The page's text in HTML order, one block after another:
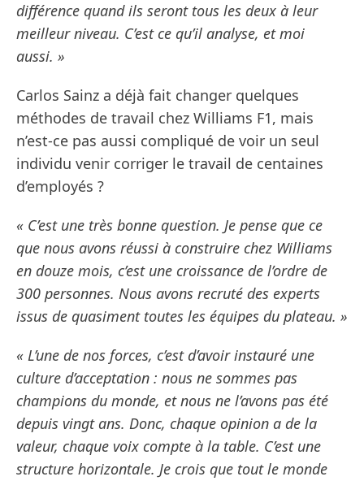
différence quand ils seront tous les deux à leur
meilleur niveau. C’est ce qu’il analyse, et moi
aussi. »
Carlos Sainz a déjà fait changer quelques
méthodes de travail chez Williams F1, mais
n’est-ce pas aussi compliqué de voir un seul
individu venir corriger le travail de centaines
d’employés ?
« C’est une très bonne question. Je pense que ce
que nous avons réussi à construire chez Williams
en douze mois, c’est une croissance de l’ordre de
300 personnes. Nous avons recruté des experts
issus de quasiment toutes les équipes du plateau. »
« L’une de nos forces, c’est d’avoir instauré une
culture d’acceptation : nous ne sommes pas
champions du monde, et nous ne l’avons pas été
depuis vingt ans. Donc, chaque opinion a de la
valeur, chaque voix compte à la table. C’est une
structure horizontale. Je crois que tout le monde